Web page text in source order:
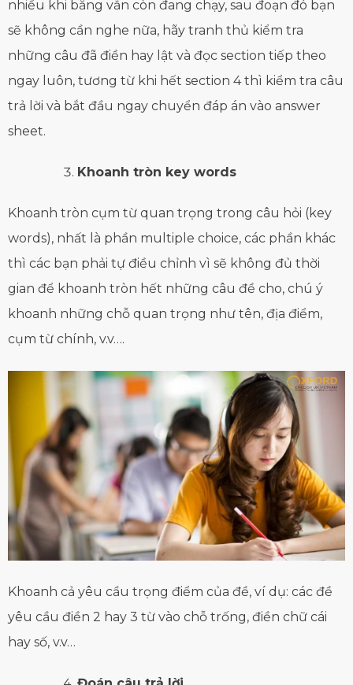
nhiều khi băng vẫn còn đang chạy, sau đoạn đó bạn
sẽ không cần nghe nữa, hãy tranh thủ kiểm tra
những câu đã điền hay lật và đọc section tiếp theo
ngay luôn, tương từ khi hết section 4 thì kiểm tra câu
trả lời và bắt đầu ngay chuyển đáp án vào answer
sheet.
Khoanh tròn key words
Khoanh tròn cụm từ quan trọng trong câu hỏi (key
words), nhất là phần multiple choice, các phần khác
thì các bạn phải tự điều chỉnh vì sẽ không đủ thời
gian để khoanh tròn hết những câu đề cho, chú ý
khoanh những chỗ quan trọng như tên, địa điểm,
cụm từ chính, v.v….
Khoanh cả yêu cầu trọng điểm của đề, ví dụ: các đề
yêu cầu điền 2 hay 3 từ vào chỗ trống, điền chữ cái
hay số, v.v…